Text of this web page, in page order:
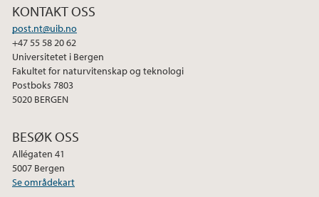
KONTAKT OSS
post.nt@uib.no
+47 55 58 20 62
Universitetet i Bergen
Fakultet for naturvitenskap og teknologi
Postboks 7803
5020 BERGEN
BESØK OSS
Allégaten 41
5007 Bergen
Se områdekart